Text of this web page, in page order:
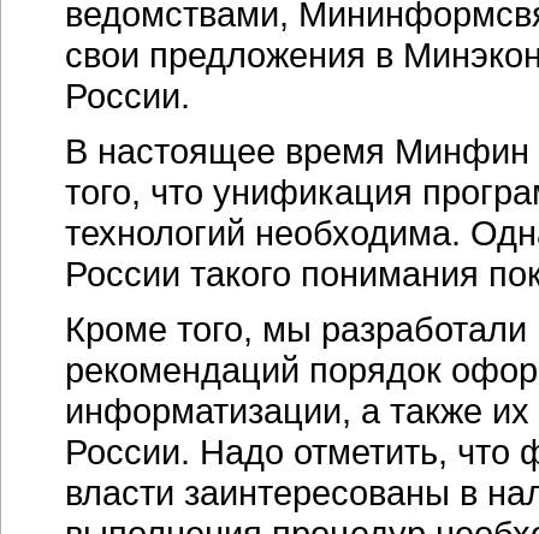
ведомствами,
свои предложения в
России.
В настоящее время Минфин
того, что унификация
технологий необходима.
России такого понимания
Кроме того, мы
рекомендаций порядок
информатизации, а также
России. Надо отметить, что
власти заинтересованы в